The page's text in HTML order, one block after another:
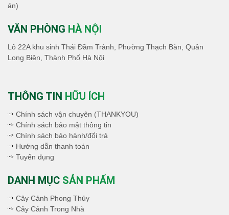
án)
VĂN PHÒNG HÀ NỘI
Lô 22A khu sinh Thái Đầm Trành, Phường Thạch Bàn, Quân
Long Biên, Thành Phố Hà Nội
THÔNG TIN HỮU ÍCH
Chính sách vận chuyên (THANKYOU)
Chính sách bảo mật thông tin
Chính sách bảo hành/đổi trả
Hướng dẫn thanh toán
Tuyển dụng
DANH MỤC SẢN PHẨM
Cây Cảnh Phong Thủy
Cây Cảnh Trong Nhà